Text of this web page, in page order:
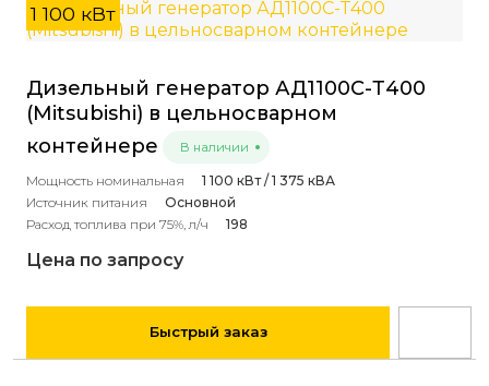
1 100 кВт
Дизельный генератор АД1100С-Т400
(Mitsubishi) в цельносварном
контейнере
В наличии
Мощность номинальная
1 100 кВт / 1 375 кВА
Источник питания
Основной
Расход топлива при 75%, л/ч
198
Цена по запросу
Быстрый заказ